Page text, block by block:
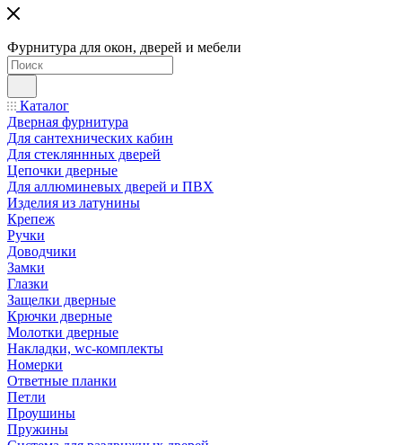
Фурнитура для окон, дверей и мебели
Каталог
Дверная фурнитура
Для сантехнических кабин
Для стекляннных дверей
Цепочки дверные
Для аллюминевых дверей и ПВХ
Изделия из латунины
Крепеж
Ручки
Доводчики
Замки
Глазки
Защелки дверные
Крючки дверные
Молотки дверные
Накладки, wc-комплекты
Номерки
Ответные планки
Петли
Проушины
Пружины